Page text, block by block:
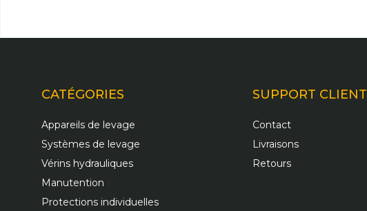
CATÉGORIES
Appareils de levage
Systèmes de levage
Vérins hydrauliques
Manutention
Protections individuelles
SUPPORT CLIENT
Contact
Livraisons
Retours